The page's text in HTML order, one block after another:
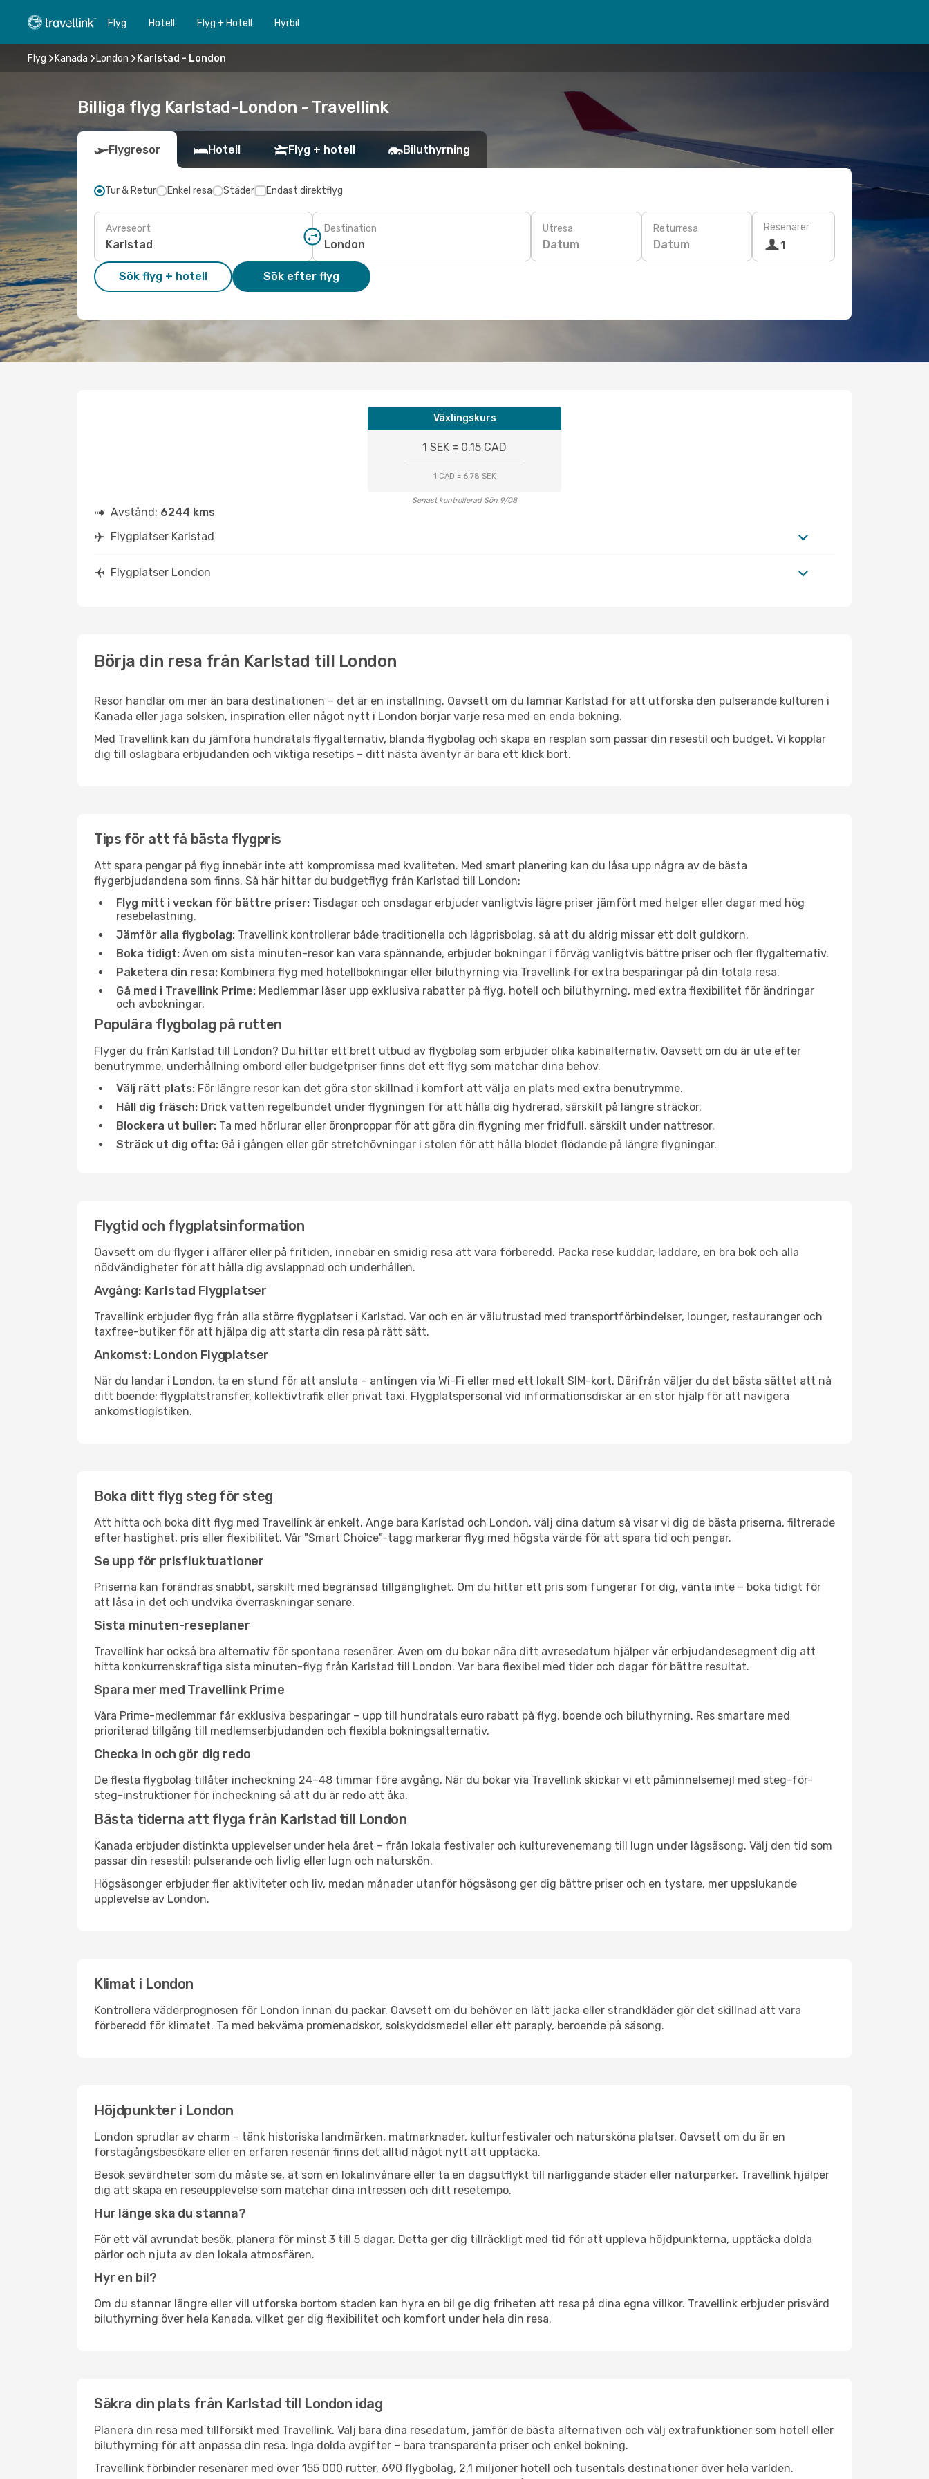
Flyg Hotell Flyg + Hotell Hyrbil
Flyg Kanada London Karlstad - London
Billiga flyg Karlstad-London - Travellink
Flygresor Hotell Flyg + hotell Biluthyrning
Tur & Retur Enkel resa Städer Endast direktflyg
Avreseort Destination Utresa
Datum
Returresa
Datum
Resenärer
1
Sök flyg + hotell Sök efter flyg
Växlingskurs
1 SEK = 0.15 CAD
1 CAD = 6.78 SEK
Senast kontrollerad Sön 9/08
Avstånd: 6244 kms
Flygplatser Karlstad
Flygplatser London
Börja din resa från Karlstad till London
Resor handlar om mer än bara destinationen – det är en inställning. Oavsett om du lämnar Karlstad för att utforska den pulserande kulturen i
Kanada eller jaga solsken, inspiration eller något nytt i London börjar varje resa med en enda bokning.
Med Travellink kan du jämföra hundratals flygalternativ, blanda flygbolag och skapa en resplan som passar din resestil och budget. Vi kopplar
dig till oslagbara erbjudanden och viktiga resetips – ditt nästa äventyr är bara ett klick bort.
Tips för att få bästa flygpris
Att spara pengar på flyg innebär inte att kompromissa med kvaliteten. Med smart planering kan du låsa upp några av de bästa
flygerbjudandena som finns. Så här hittar du budgetflyg från Karlstad till London:
Flyg mitt i veckan för bättre priser: Tisdagar och onsdagar erbjuder vanligtvis lägre priser jämfört med helger eller dagar med hög
resebelastning.
Jämför alla flygbolag: Travellink kontrollerar både traditionella och lågprisbolag, så att du aldrig missar ett dolt guldkorn.
Boka tidigt: Även om sista minuten-resor kan vara spännande, erbjuder bokningar i förväg vanligtvis bättre priser och fler flygalternativ.
Paketera din resa: Kombinera flyg med hotellbokningar eller biluthyrning via Travellink för extra besparingar på din totala resa.
Gå med i Travellink Prime: Medlemmar låser upp exklusiva rabatter på flyg, hotell och biluthyrning, med extra flexibilitet för ändringar
och avbokningar.
Populära flygbolag på rutten
Flyger du från Karlstad till London? Du hittar ett brett utbud av flygbolag som erbjuder olika kabinalternativ. Oavsett om du är ute efter
benutrymme, underhållning ombord eller budgetpriser finns det ett flyg som matchar dina behov.
Välj rätt plats: För längre resor kan det göra stor skillnad i komfort att välja en plats med extra benutrymme.
Håll dig fräsch: Drick vatten regelbundet under flygningen för att hålla dig hydrerad, särskilt på längre sträckor.
Blockera ut buller: Ta med hörlurar eller öronproppar för att göra din flygning mer fridfull, särskilt under nattresor.
Sträck ut dig ofta: Gå i gången eller gör stretchövningar i stolen för att hålla blodet flödande på längre flygningar.
Flygtid och flygplatsinformation
Oavsett om du flyger i affärer eller på fritiden, innebär en smidig resa att vara förberedd. Packa rese kuddar, laddare, en bra bok och alla
nödvändigheter för att hålla dig avslappnad och underhållen.
Avgång: Karlstad Flygplatser
Travellink erbjuder flyg från alla större flygplatser i Karlstad. Var och en är välutrustad med transportförbindelser, lounger, restauranger och
taxfree-butiker för att hjälpa dig att starta din resa på rätt sätt.
Ankomst: London Flygplatser
När du landar i London, ta en stund för att ansluta – antingen via Wi-Fi eller med ett lokalt SIM-kort. Därifrån väljer du det bästa sättet att nå
ditt boende: flygplatstransfer, kollektivtrafik eller privat taxi. Flygplatspersonal vid informationsdiskar är en stor hjälp för att navigera
ankomstlogistiken.
Boka ditt flyg steg för steg
Att hitta och boka ditt flyg med Travellink är enkelt. Ange bara Karlstad och London, välj dina datum så visar vi dig de bästa priserna, filtrerade
efter hastighet, pris eller flexibilitet. Vår "Smart Choice"-tagg markerar flyg med högsta värde för att spara tid och pengar.
Se upp för prisfluktuationer
Priserna kan förändras snabbt, särskilt med begränsad tillgänglighet. Om du hittar ett pris som fungerar för dig, vänta inte – boka tidigt för
att låsa in det och undvika överraskningar senare.
Sista minuten-reseplaner
Travellink har också bra alternativ för spontana resenärer. Även om du bokar nära ditt avresedatum hjälper vår erbjudandesegment dig att
hitta konkurrenskraftiga sista minuten-flyg från Karlstad till London. Var bara flexibel med tider och dagar för bättre resultat.
Spara mer med Travellink Prime
Våra Prime-medlemmar får exklusiva besparingar – upp till hundratals euro rabatt på flyg, boende och biluthyrning. Res smartare med
prioriterad tillgång till medlemserbjudanden och flexibla bokningsalternativ.
Checka in och gör dig redo
De flesta flygbolag tillåter incheckning 24–48 timmar före avgång. När du bokar via Travellink skickar vi ett påminnelsemejl med steg-för-
steg-instruktioner för incheckning så att du är redo att åka.
Bästa tiderna att flyga från Karlstad till London
Kanada erbjuder distinkta upplevelser under hela året – från lokala festivaler och kulturevenemang till lugn under lågsäsong. Välj den tid som
passar din resestil: pulserande och livlig eller lugn och naturskön.
Högsäsonger erbjuder fler aktiviteter och liv, medan månader utanför högsäsong ger dig bättre priser och en tystare, mer uppslukande
upplevelse av London.
Klimat i London
Kontrollera väderprognosen för London innan du packar. Oavsett om du behöver en lätt jacka eller strandkläder gör det skillnad att vara
förberedd för klimatet. Ta med bekväma promenadskor, solskyddsmedel eller ett paraply, beroende på säsong.
Höjdpunkter i London
London sprudlar av charm – tänk historiska landmärken, matmarknader, kulturfestivaler och natursköna platser. Oavsett om du är en
förstagångsbesökare eller en erfaren resenär finns det alltid något nytt att upptäcka.
Besök sevärdheter som du måste se, ät som en lokalinvånare eller ta en dagsutflykt till närliggande städer eller naturparker. Travellink hjälper
dig att skapa en reseupplevelse som matchar dina intressen och ditt resetempo.
Hur länge ska du stanna?
För ett väl avrundat besök, planera för minst 3 till 5 dagar. Detta ger dig tillräckligt med tid för att uppleva höjdpunkterna, upptäcka dolda
pärlor och njuta av den lokala atmosfären.
Hyr en bil?
Om du stannar längre eller vill utforska bortom staden kan hyra en bil ge dig friheten att resa på dina egna villkor. Travellink erbjuder prisvärd
biluthyrning över hela Kanada, vilket ger dig flexibilitet och komfort under hela din resa.
Säkra din plats från Karlstad till London idag
Planera din resa med tillförsikt med Travellink. Välj bara dina resedatum, jämför de bästa alternativen och välj extrafunktioner som hotell eller
biluthyrning för att anpassa din resa. Inga dolda avgifter – bara transparenta priser och enkel bokning.
Travellink förbinder resenärer med över 155 000 rutter, 690 flygbolag, 2,1 miljoner hotell och tusentals destinationer över hela världen.